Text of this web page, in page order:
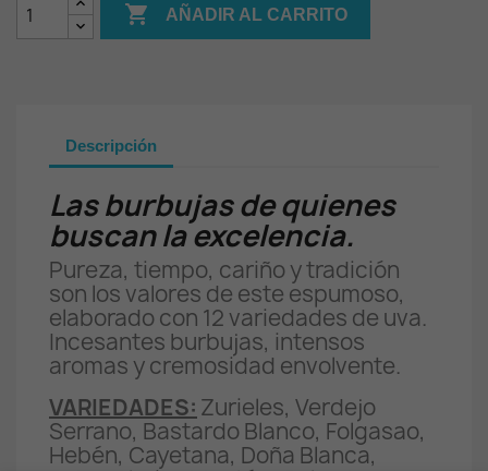
 AÑADIR AL CARRITO
Descripción
Las burbujas de quienes
buscan la excelencia.
Pureza, tiempo, cariño y tradición
son los valores de este espumoso,
elaborado con 12 variedades de uva.
Incesantes burbujas, intensos
aromas y cremosidad envolvente.
VARIEDADES: Zurieles, Verdejo
Serrano, Bastardo Blanco, Folgasao,
Hebén, Cayetana, Doña Blanca,